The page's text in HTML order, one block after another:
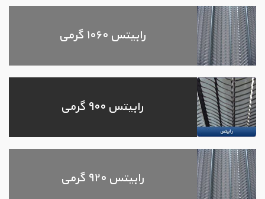
رابیتس ۱۰۶۰ گرمی
رابیتس ۹۰۰ گرمی
رابیتس ۹۲۰ گرمی